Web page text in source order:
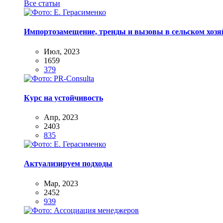
Все статьи
Импортозамещение, тренды и вызовы в сельском
Июл, 2023
1659
379
Курс на устойчивость
Апр, 2023
2403
835
Актуализируем подходы
Мар, 2023
2452
939